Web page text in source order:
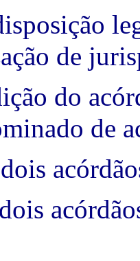
de
do
de